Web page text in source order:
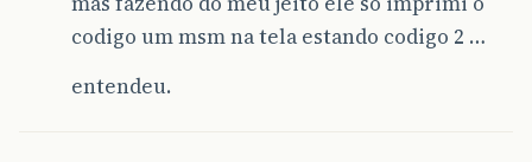
codigo um msm na tela estando codigo 2 …
entendeu.